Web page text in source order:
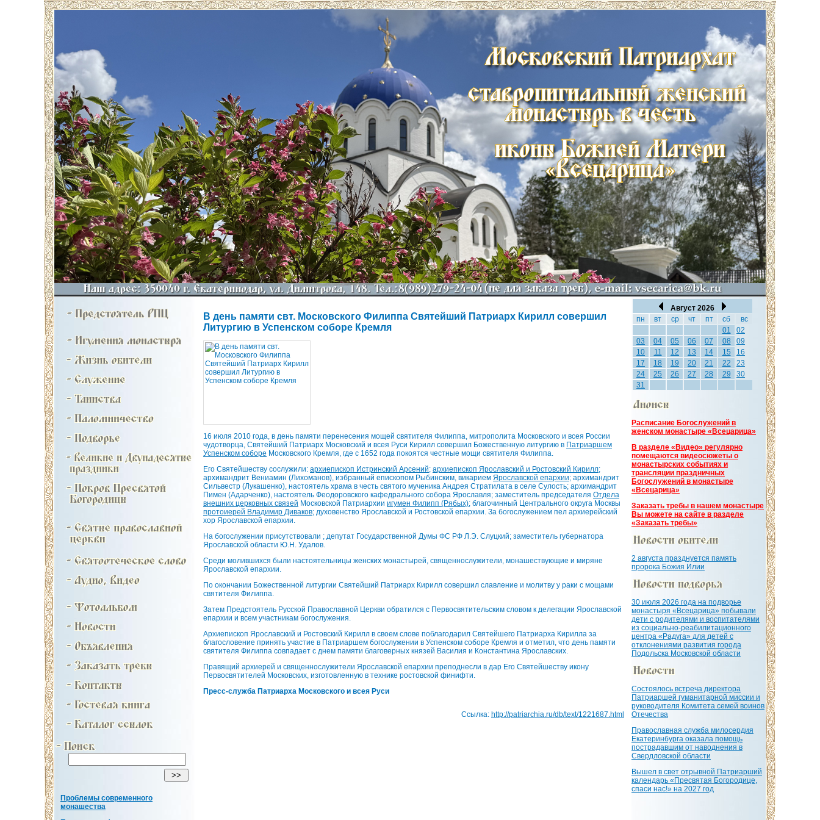
Проблемы современного
монашества
В день памяти свт. Московского Филиппа Святейший Патриарх Кирилл совершил
Литургию в Успенском соборе Кремля
16 июля 2010 года, в день памяти перенесения мощей святителя Филиппа, митрополита Московского и всея России
чудотворца, Святейший Патриарх Московский и всея Руси Кирилл совершил Божественную литургию в Патриаршем
Успенском соборе Московского Кремля, где с 1652 года покоятся честные мощи святителя Филиппа.
Его Святейшеству сослужили: архиепископ Истринский Арсений; архиепископ Ярославский и Ростовский Кирилл;
архимандрит Вениамин (Лихоманов), избранный епископом Рыбинским, викарием Ярославской епархии; архимандрит
Сильвестр (Лукашенко), настоятель храма в честь святого мученика Андрея Стратилата в селе Сулость; архимандрит
Пимен (Адарченко), настоятель Феодоровского кафедрального собора Ярославля; заместитель председателя Отдела
внешних церковных связей Московской Патриархии игумен Филипп (Рябых); благочинный Центрального округа Москвы
протоиерей Владимир Диваков; духовенство Ярославской и Ростовской епархии. За богослужением пел архиерейский
хор Ярославской епархии.
На богослужении присутствовали ; депутат Государственной Думы ФС РФ Л.Э. Слуцкий; заместитель губернатора
Ярославской области Ю.Н. Удалов.
Среди молившихся были настоятельницы женских монастырей, священнослужители, монашествующие и миряне
Ярославской епархии.
По окончании Божественной литургии Святейший Патриарх Кирилл совершил славление и молитву у раки с мощами
святителя Филиппа.
Затем Предстоятель Русской Православной Церкви обратился с Первосвятительским словом к делегации Ярославской
епархии и всем участникам богослужения.
Архиепископ Ярославский и Ростовский Кирилл в своем слове поблагодарил Святейшего Патриарха Кирилла за
благословение принять участие в Патриаршем богослужении в Успенском соборе Кремля и отметил, что день памяти
святителя Филиппа совпадает с днем памяти благоверных князей Василия и Константина Ярославских.
Правящий архиерей и священнослужители Ярославской епархии преподнесли в дар Его Святейшеству икону
Первосвятителей Московских, изготовленную в технике ростовской финифти.
Пресс-служба Патриарха Московского и всея Руси
Ссылка: http://patriarchia.ru/db/text/1221687.html
Август 2026
пн
вт ср чт пт сб
вс
01
02
03
04 05 06 07 08
09
10
11 12 13 14 15
16
17
18 19 20 21 22
23
24
25 26 27 28 29
30
31
Расписание Богослужений в
женском монастыре «Всецарица»
В разделе «Видео» регулярно
помещаются видеосюжеты о
монастырских событиях и
трансляции праздничных
Богослужений в монастыре
«Всецарица»
Заказать требы в нашем монастыре
Вы можете на сайте в разделе
«Заказать требы»
2 августа празднуется память
пророка Божия Илии
30 июля 2026 года на подворье
монастыря «Всецарица» побывали
дети с родителями и воспитателями
из социально-реабилитационного
центра «Радуга» для детей с
отклонениями развития города
Подольска Московской области
Состоялось встреча директора
Патриаршей гуманитарной миссии и
руководителя Комитета семей воинов
Отечества
Православная служба милосердия
Екатеринбурга оказала помощь
пострадавшим от наводнения в
Свердловской области
Вышел в свет отрывной Патриарший
календарь «Пресвятая Богородице,
спаси нас!» на 2027 год